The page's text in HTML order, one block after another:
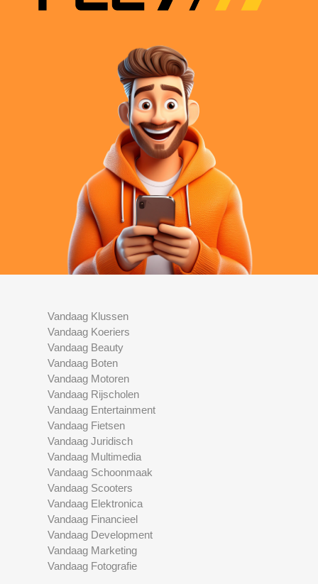
Vandaag Klussen
Vandaag Koeriers
Vandaag Beauty
Vandaag Boten
Vandaag Motoren
Vandaag Rijscholen
Vandaag Entertainment
Vandaag Fietsen
Vandaag Juridisch
Vandaag Multimedia
Vandaag Schoonmaak
Vandaag Scooters
Vandaag Elektronica
Vandaag Financieel
Vandaag Development
Vandaag Marketing
Vandaag Fotografie